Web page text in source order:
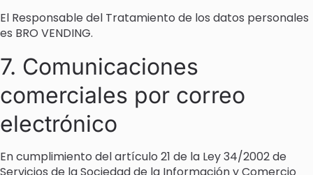
El Responsable del Tratamiento de los datos personales
es BRO VENDING.
7. Comunicaciones
comerciales por correo
electrónico
En cumplimiento del artículo 21 de la Ley 34/2002 de